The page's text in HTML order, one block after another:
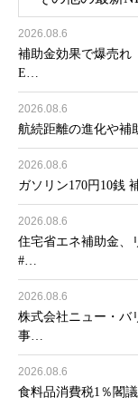
2026.08.6
補助金効果で爆売
E…
2026.08.6
航続距離の進化や
2026.08.6
ガソリン170円10銭
2026.08.6
住宅省エネ補助金、
#…
2026.08.6
株式会社ニュー・バ
事…
2026.08.6
食料品消費税1％閣